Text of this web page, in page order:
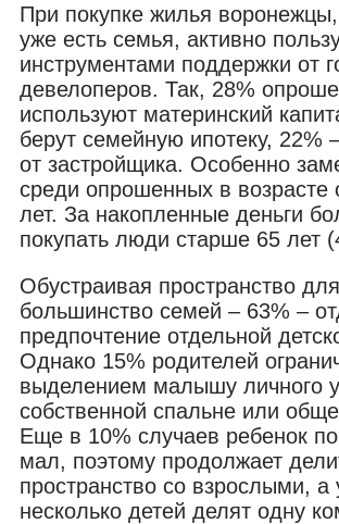
При покупке жилья
уже есть семья, активно
инструментами поддержки от
девелоперов. Так, 28%
используют материнский
берут семейную ипотеку, 22%
от застройщика. Особенно
среди опрошенных в возрасте
лет. За накопленные деньги
покупать люди старше 65 лет
Обустраивая пространство
большинство семей – 63% –
предпочтение отдельной
Однако 15% родителей
выделением малышу личного
собственной спальне или
Еще в 10% случаев ребенок
мал, поэтому продолжает
пространство со взрослыми, а
несколько детей делят одну